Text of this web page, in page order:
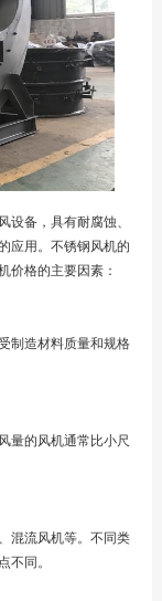
设备，具有耐腐蚀、
应用。不锈钢风机的
价格的主要因素：
制造材料质量和规格
量的风机通常比小尺
混流风机等。不同类
不同。